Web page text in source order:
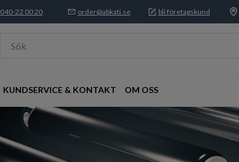
040-22 00 20 order@abkati.se bli företagskund
Sök
KUNDSERVICE & KONTAKT OM OSS